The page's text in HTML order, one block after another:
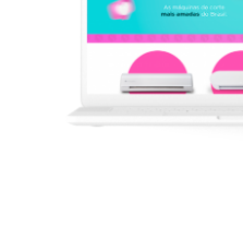
Léia